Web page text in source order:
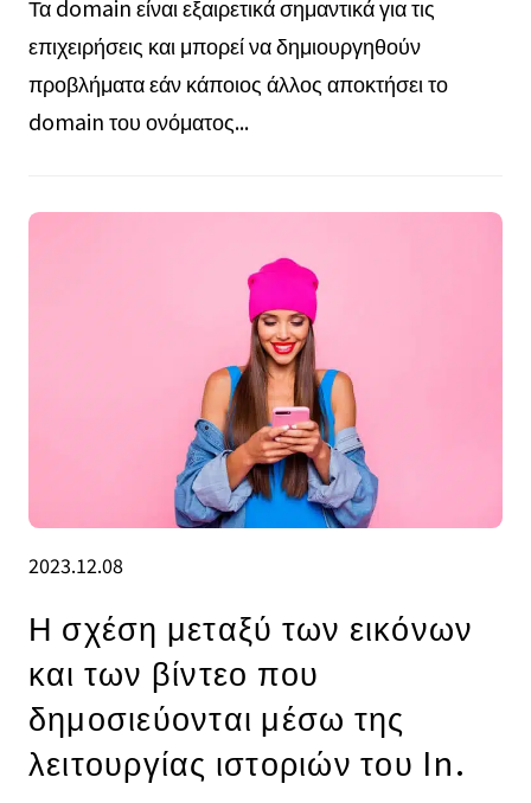
Τα domain είναι εξαιρετικά σημαντικά για τις
επιχειρήσεις και μπορεί να δημιουργηθούν
προβλήματα εάν κάποιος άλλος αποκτήσει το
domain του ονόματος...
2023.12.08
Η σχέση μεταξύ των εικόνων
και των βίντεο που
δημοσιεύονται μέσω της
λειτουργίας ιστοριών του In.